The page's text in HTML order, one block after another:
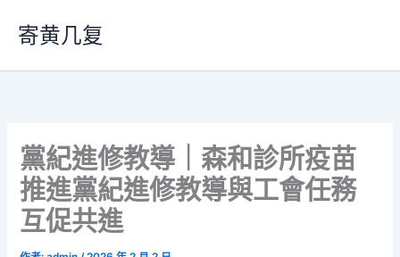
要
寄黄几复
黨紀進修教導｜森和診所疫苗
推進黨紀進修教導與工會任務
互促共進